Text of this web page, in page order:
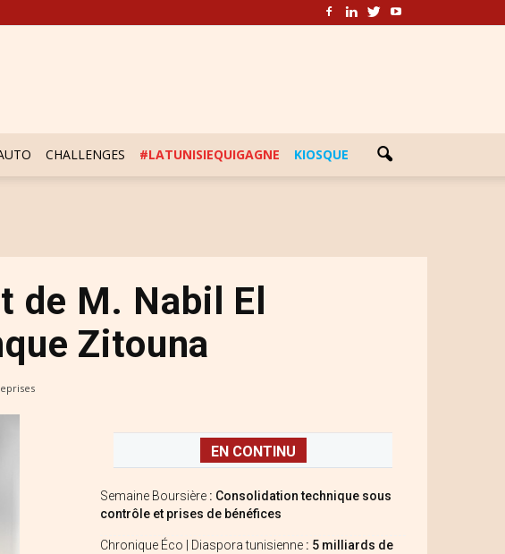
CHALLENGES #LATUNISIEQUIGAGNE KIOSQUE
de M. Nabil El
Zitouna
EN CONTINU
Semaine Boursière : Consolidation technique sous
contrôle et prises de bénéfices
Chronique Éco | Diaspora tunisienne : 5 milliards de